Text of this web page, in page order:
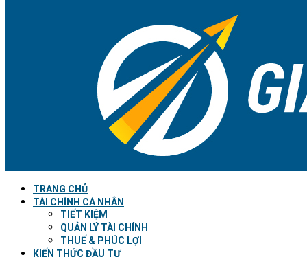
TRANG CHỦ
TÀI CHÍNH CÁ NHÂN
TIẾT KIỆM
QUẢN LÝ TÀI CHÍNH
THUẾ & PHÚC LỢI
KIẾN THỨC ĐẦU TƯ